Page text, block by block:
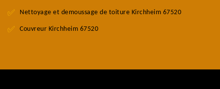
Nettoyage et demoussage de toiture Kirchheim 67520
Couvreur Kirchheim 67520